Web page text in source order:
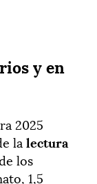
y en
2025
la lectura
los
1,5